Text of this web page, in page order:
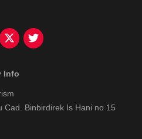
Info
Cad. Binbirdirek Is Hani no 15